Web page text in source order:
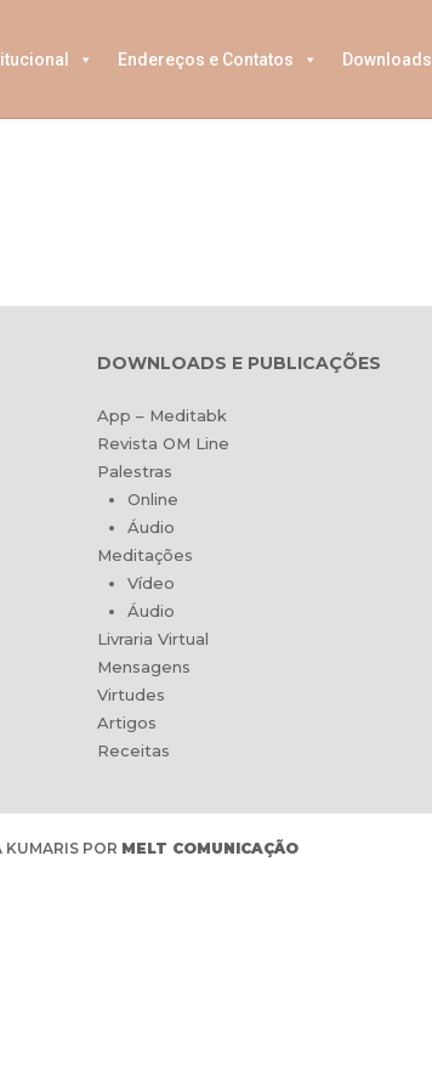
Endereços e Contatos Downloads
DOWNLOADS E PUBLICAÇÕES
App – Meditabk
Revista OM Line
Palestras
Online
Áudio
Meditações
Vídeo
Áudio
Livraria Virtual
Mensagens
Virtudes
Artigos
Receitas
POR MELT COMUNICAÇÃO